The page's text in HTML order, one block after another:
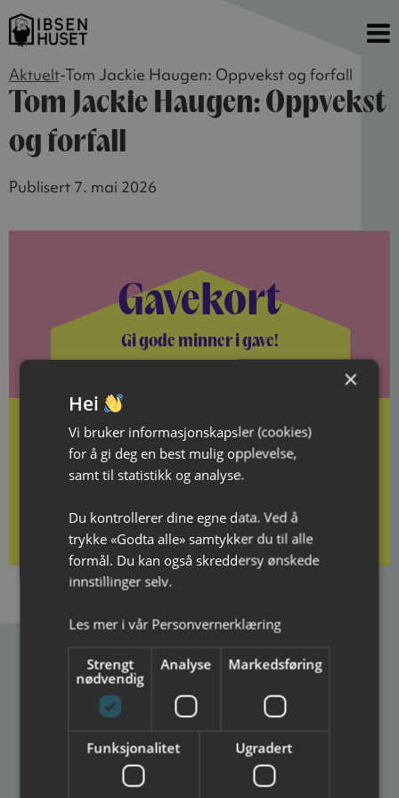
Aktuelt-Tom Jackie Haugen: Oppvekst og forfall
Tom Jackie Haugen: Oppvekst
og forfall
Publisert 7. mai 2026
Gavekort
Gi gode minner i gave!
Kjøp gavekort her
Ibsenhuset
Postboks 133
Besøksadresse
Lundegate 6
3724 Skien
×
Hei
Vi bruker informasjonskapsler (cookies)
for å gi deg en best mulig opplevelse,
samt til statistikk og analyse.
Du kontrollerer dine egne data. Ved å
trykke «Godta alle» samtykker du til alle
formål. Du kan også skreddersy ønskede
innstillinger selv.
Les mer i vår Personvernerklæring
Strengt
nødvendig
Analyse Markedsføring
Funksjonalitet Ugradert